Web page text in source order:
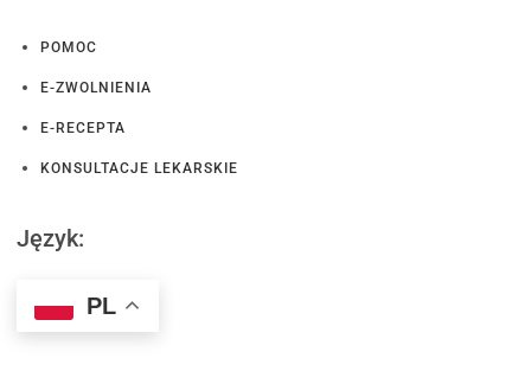
POMOC
E-ZWOLNIENIA
E-RECEPTA
KONSULTACJE LEKARSKIE
Język:
PL